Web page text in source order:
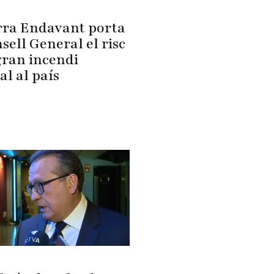
Endavant porta
General el risc
incendi
al país